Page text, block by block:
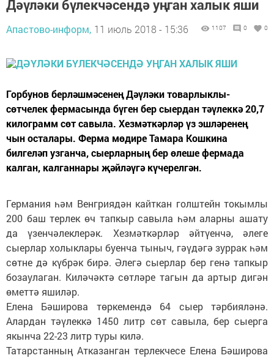
Дәүләки бүлекчәсендә уңган халык яши
Апастово-информ, 11 июль 2018 - 15:36 1107 0 0
Горбунов берләшмәсенең Дәүләки товарлыклы-
сөтчелек фермасында бүген бер сыердан тәүлеккә 20,7
килограмм сөт савыла. Хезмәткәрләр үз эшләренең
чын осталары. Ферма мөдире Тамара Кошкина
билгеләп узганча, сыерларның бер өлеше фермада
калган, калганнары җәйләүгә күчерелгән.
Германия һәм Венгриядән кайткан голштейн токымлы
200 баш терлек өч тапкыр савыла һәм аларны ашату
да үзенчәлеклерәк. Хезмәткәрләр әйтүенчә, әлеге
сыерлар холыклары буенча тыныч, гәүдәгә зуррак һәм
сөтне дә күбрәк бирә. Әлегә сыерлар бер генә тапкыр
бозаулаган. Киләчәктә сөтләре тагын да артыр дигән
өметтә яшиләр.
Елена Бәширова төркемендә 64 сыер тәрбияләнә.
Алардан тәүлеккә 1450 литр сөт савыла, бер сыерга
якынча 22-23 литр туры килә.
Татарстанның Атказанган терлекчесе Елена Бәширова